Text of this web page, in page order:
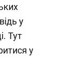
у
Тут
у